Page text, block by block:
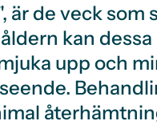
är de veck som
kan
upp och